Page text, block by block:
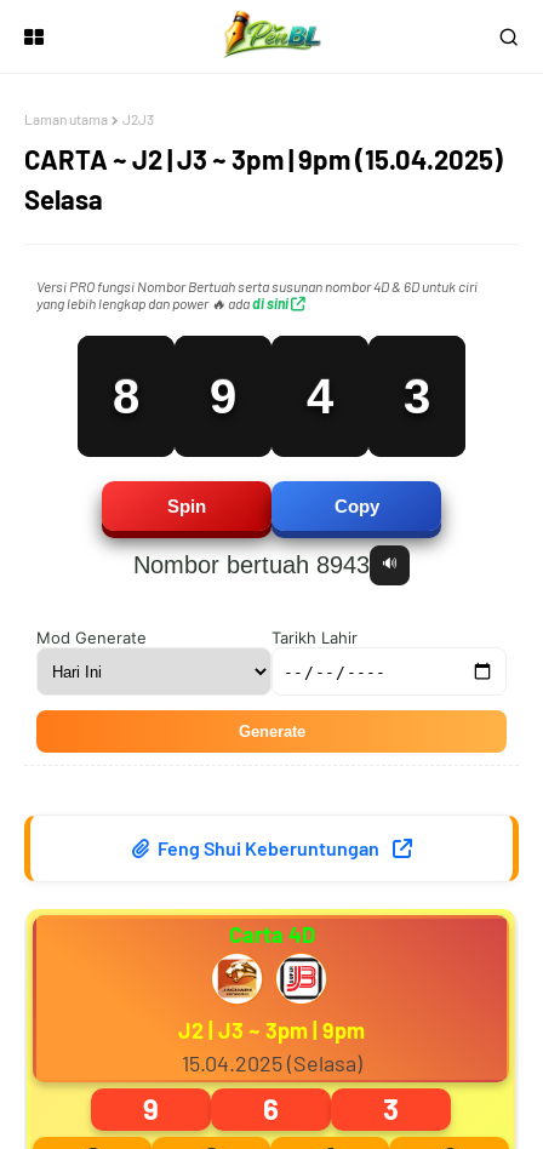
Laman utama J2J3
CARTA ~ J2 | J3 ~ 3pm | 9pm (15.04.2025)
Selasa
Versi PRO fungsi Nombor Bertuah serta susunan nombor 4D & 6D untuk ciri
yang lebih lengkap dan power 🔥 adadi sini
6
7
8
9
0
1
4
6
7
8
9
0
1
2
4
5
1
2
3
4
5
6
7
9
0
1
2
3
4
6
9
Spin Copy
Nombor bertuah 8943 🔊
Mod Generate Tarikh Lahir
Generate
Feng Shui Keberuntungan
Carta 4D
J2 | J3 ~ 3pm | 9pm
15.04.2025 (Selasa)
9 6
3